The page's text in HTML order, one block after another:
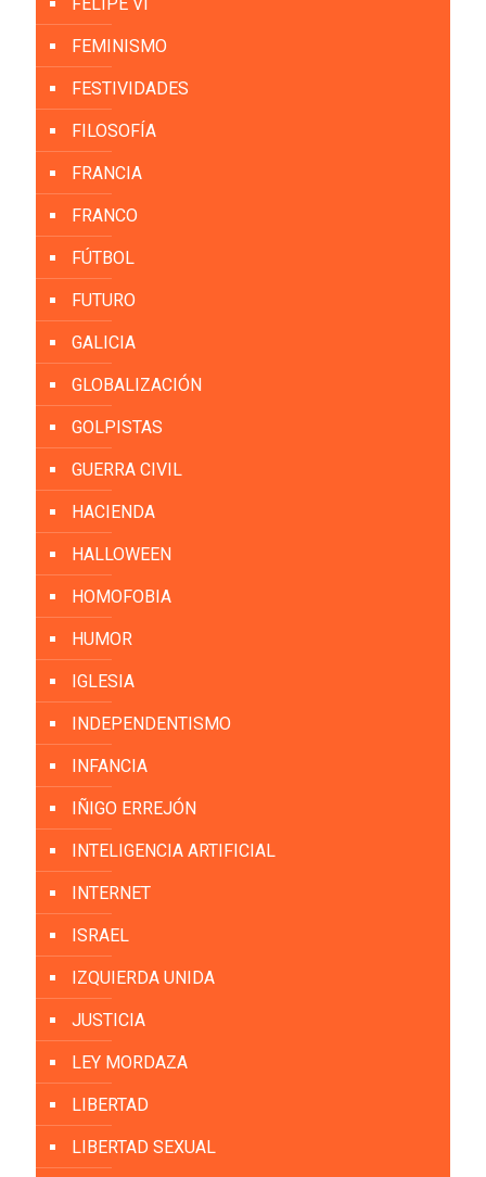
FEMINISMO
FESTIVIDADES
FILOSOFÍA
FRANCIA
FRANCO
FÚTBOL
FUTURO
GALICIA
GLOBALIZACIÓN
GOLPISTAS
GUERRA CIVIL
HACIENDA
HALLOWEEN
HOMOFOBIA
HUMOR
IGLESIA
INDEPENDENTISMO
INFANCIA
IÑIGO ERREJÓN
INTELIGENCIA ARTIFICIAL
INTERNET
ISRAEL
IZQUIERDA UNIDA
JUSTICIA
LEY MORDAZA
LIBERTAD
LIBERTAD SEXUAL